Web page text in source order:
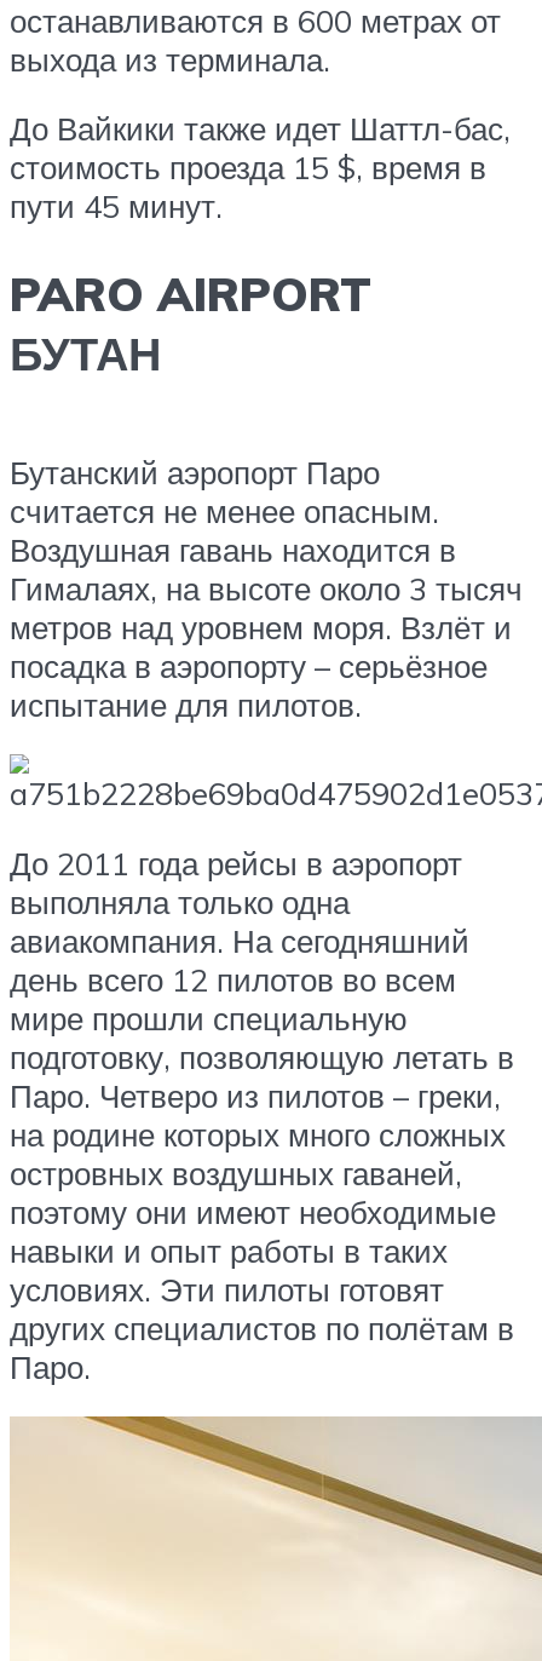
останавливаются в 600 метрах от
выхода из терминала.
До Вайкики также идет Шаттл-бас,
стоимость проезда 15 $, время в
пути 45 минут.
PARO AIRPORT
БУТАН
Бутанский аэропорт Паро
считается не менее опасным.
Воздушная гавань находится в
Гималаях, на высоте около 3 тысяч
метров над уровнем моря. Взлёт и
посадка в аэропорту – серьёзное
испытание для пилотов.
До 2011 года рейсы в аэропорт
выполняла только одна
авиакомпания. На сегодняшний
день всего 12 пилотов во всем
мире прошли специальную
подготовку, позволяющую летать в
Паро. Четверо из пилотов – греки,
на родине которых много сложных
островных воздушных гаваней,
поэтому они имеют необходимые
навыки и опыт работы в таких
условиях. Эти пилоты готовят
других специалистов по полётам в
Паро.